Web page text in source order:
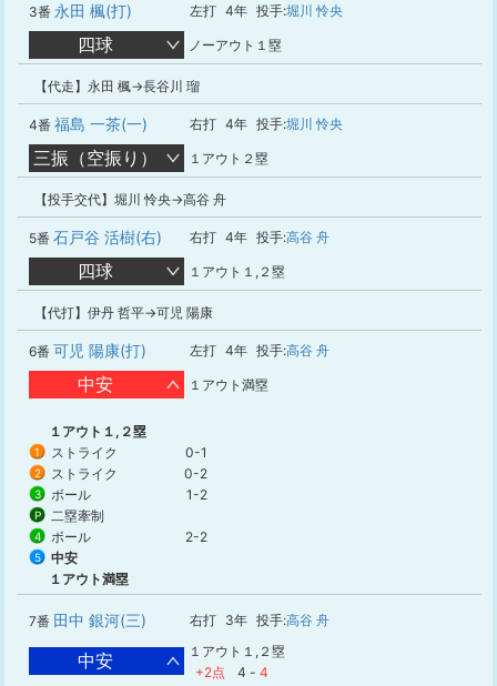
3番 永田 楓(打) 左打 4年 投手:堀川 怜央
四球 ノーアウト１塁
【代走】永田 楓→長谷川 瑠
4番 福島 一茶(一) 右打 4年 投手:堀川 怜央
三振（空振り） １アウト２塁
【投手交代】堀川 怜央→高谷 舟
5番 石戸谷 活樹(右) 右打 4年 投手:高谷 舟
四球 １アウト１,２塁
【代打】伊丹 哲平→可児 陽康
6番 可児 陽康(打) 左打 4年 投手:高谷 舟
中安 １アウト満塁
１アウト１,２塁
1 ストライク 0-1
2 ストライク 0-2
3 ボール 1-2
P 二塁牽制
4 ボール 2-2
5
中安
１アウト満塁
7番 田中 銀河(三) 右打 3年 投手:高谷 舟
中安
１アウト１,２塁
+2点
4 - 4